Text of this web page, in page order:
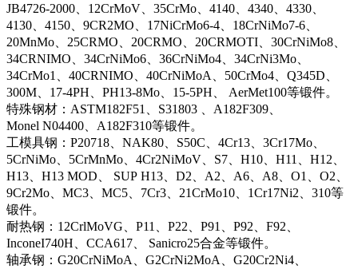
JB4726-2000、12CrMoV、35CrMo、4140、4340、4330、
4130、4150、9CR2MO、17NiCrMo6-4、18CrNiMo7-6、
20MnMo、25CRMO、20CRMO、20CRMOTI、30CrNiMo8、
34CRNIMO、34CrNiMo6、36CrNiMo4、34CrNi3Mo、
34CrMo1、40CRNIMO、40CrNiMoA、50CrMo4、Q345D、
300M、17-4PH、PH13-8Mo、15-5PH、 AerMet100等锻件。
特殊钢材：ASTM182F51、S31803 、A182F309、
Monel N04400、A182F310等锻件。
工模具钢：P20718、NAK80、S50C、4Cr13、3Cr17Mo、
5CrNiMo、5CrMnMo、4Cr2NiMoV、S7、H10、H11、H12、
H13、H13 MOD、 SUP H13、D2、A2、A6、A8、O1、O2、
9Cr2Mo、MC3、MC5、7Cr3、21CrMo10、1Cr17Ni2、310等
锻件。
耐热钢：12CrlMoVG、P11、P22、P91、P92、F92、
InconeI740H、CCA617、 Sanicro25合金等锻件。
轴承钢：G20CrNiMoA、G2CrNi2MoA、G20Cr2Ni4、